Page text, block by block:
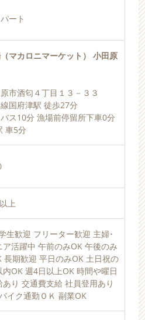
ート
マカロニマーケット） 小田原
市酒匂４丁目１３－３３
国府津駅 徒歩27分
ス10分 漁場前停留所下車0分
車5分
上
生歓迎 フリーター歓迎 主婦･
ア活躍中 午前のみOK 午後のみ
長期歓迎 平日のみOK 土日祝の
OK 週4日以上OK 時間や曜日
り 交通費支給 社員登用あり
イク通勤ＯＫ 副業OK